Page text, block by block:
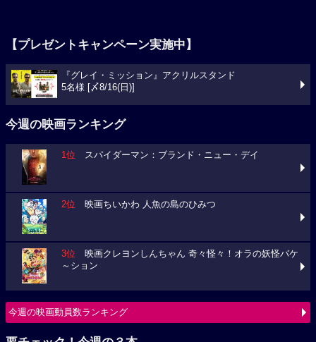
【プレゼントキャンペーン実施中】
『グレイ・ミッション』アクリルスタンド
5名様 [〆8/16(日)]
今週の映画ランキング
1位 スパイダーマン：ブランド・ニュー・デイ
2位 映画ちいかわ 人魚の島のひみつ
3位 映画クレヨンしんちゃん 奇々怪々！オラの妖怪バケ
～ション
今週の映画動員数ランキング